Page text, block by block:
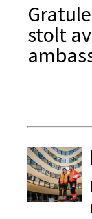
stolt